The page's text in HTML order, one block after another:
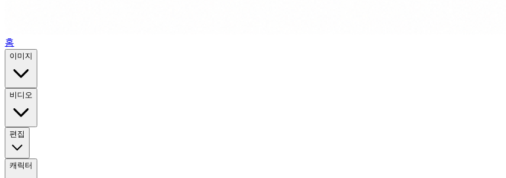
홈
이미지
비디오
편집
캐릭터